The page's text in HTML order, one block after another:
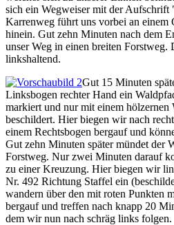
sich ein Wegweiser mit der
Karrenweg führt uns vorbei an einem
hinein. Gut zehn Minuten nach dem
unser Weg in einen breiten
linkshaltend.
Gut 15 Minuten
Linksbogen rechter Hand ein
markiert und nur mit einem
beschildert. Hier biegen wir nach
einem Rechtsbogen bergauf und
Gut zehn Minuten später mündet der
Forstweg. Nur zwei Minuten darauf
zu einer Kreuzung. Hier biegen wir
Nr. 492 Richtung Staffel ein
wandern über den mit roten Punkten
bergauf und treffen nach knapp 20
dem wir nun nach schräg links folgen.